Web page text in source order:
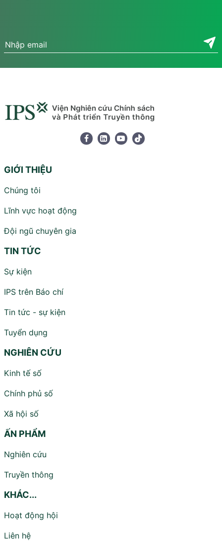
GIỚI THIỆU
Chúng tôi
Lĩnh vực hoạt động
Đội ngũ chuyên gia
TIN TỨC
Sự kiện
IPS trên Báo chí
Tin tức - sự kiện
Tuyển dụng
NGHIÊN CỨU
Kinh tế số
Chính phủ số
Xã hội số
ẤN PHẨM
Nghiên cứu
Truyền thông
KHÁC...
Hoạt động hội
Liên hệ